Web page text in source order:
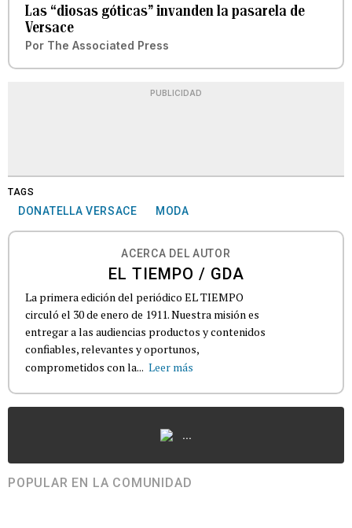
Las “diosas góticas” invanden la pasarela de
Versace
Por The Associated Press
PUBLICIDAD
TAGS
DONATELLA VERSACE MODA
ACERCA DEL AUTOR
EL TIEMPO / GDA
La primera edición del periódico EL TIEMPO
circuló el 30 de enero de 1911. Nuestra misión es
entregar a las audiencias productos y contenidos
confiables, relevantes y oportunos,
comprometidos con la... Leer más
...
POPULAR EN LA COMUNIDAD